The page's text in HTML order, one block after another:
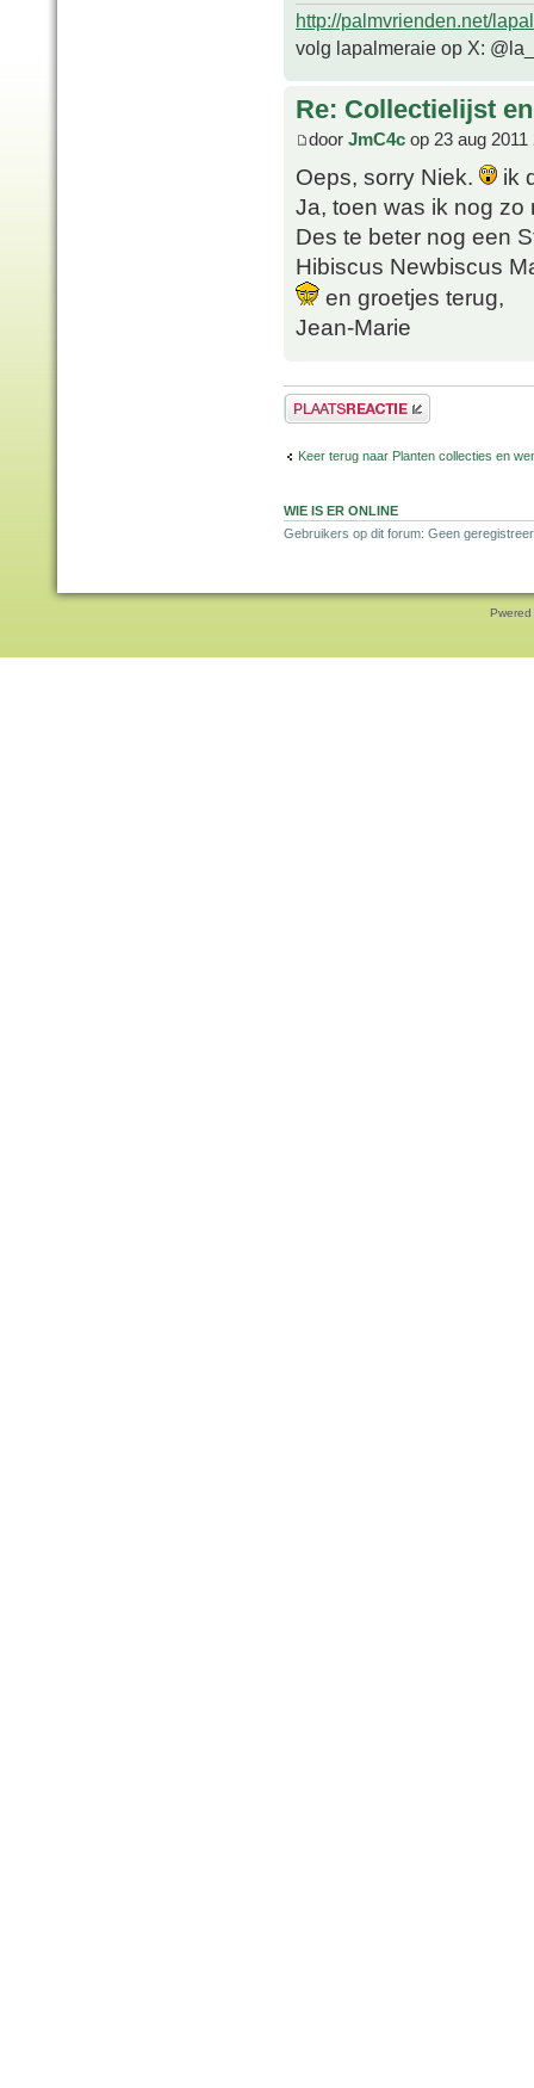
http://palmvrienden.net/
volg lapalmeraie op X:
Re: Collectielijst
door JmC4c op 23 aug 2011
Oeps, sorry Niek.
ik
Ja, toen was ik nog zo
Des te beter nog een
Hibiscus Newbiscus
en groetjes terug,
Jean-Marie
Plaats een reactie
Keer terug naar Planten collecties en
WIE IS ER ONLINE
Gebruikers op dit forum: Geen